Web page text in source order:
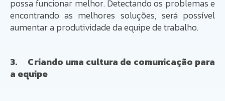
possa funcionar melhor. Detectando os problemas e
encontrando as melhores soluções, será possível
aumentar a produtividade da equipe de trabalho.
3. Criando uma cultura de comunicação para
a equipe